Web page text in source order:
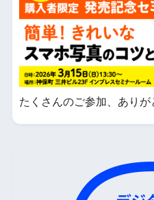
たくさんのご参加、ありが